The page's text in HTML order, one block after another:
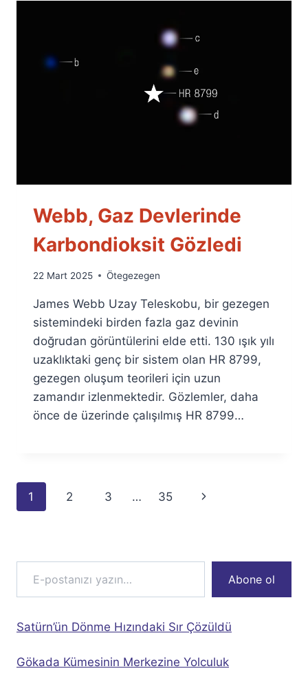
Webb, Gaz Devlerinde
Karbondioksit Gözledi
By
Fuat
Özyar
22 Mart 2025 Ötegezegen
James Webb Uzay Teleskobu, bir gezegen
sistemindeki birden fazla gaz devinin
doğrudan görüntülerini elde etti. 130 ışık yılı
uzaklıktaki genç bir sistem olan HR 8799,
gezegen oluşum teorileri için uzun
zamandır izlenmektedir. Gözlemler, daha
önce de üzerinde çalışılmış HR 8799…
Page
1 2 3 … 35
Next
E-postanızı yazın…
Abone ol
Satürn’ün Dönme Hızındaki Sır Çözüldü
Gökada Kümesinin Merkezine Yolculuk